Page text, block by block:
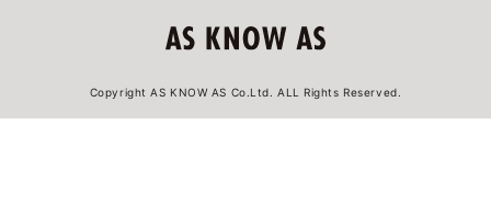
Copyright AS KNOW AS Co.Ltd. ALL Rights Reserved.